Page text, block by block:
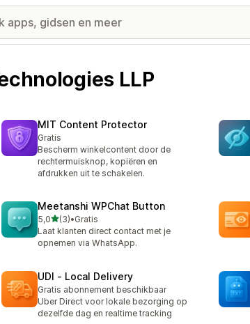
LLP
MIT Content Protector
Gratis
Bescherm winkelcontent door de
rechtermuisknop, kopiëren en
afdrukken uit te schakelen.
Meetanshi WPChat Button
5,0van 5 sterren
(3)
3 recensies in totaal
•Gratis
Laat klanten direct contact met je
opnemen via WhatsApp.
UDI ‑ Local Delivery
Gratis abonnement beschikbaar
Uber Direct voor lokale bezorging op
dezelfde dag en realtime tracking